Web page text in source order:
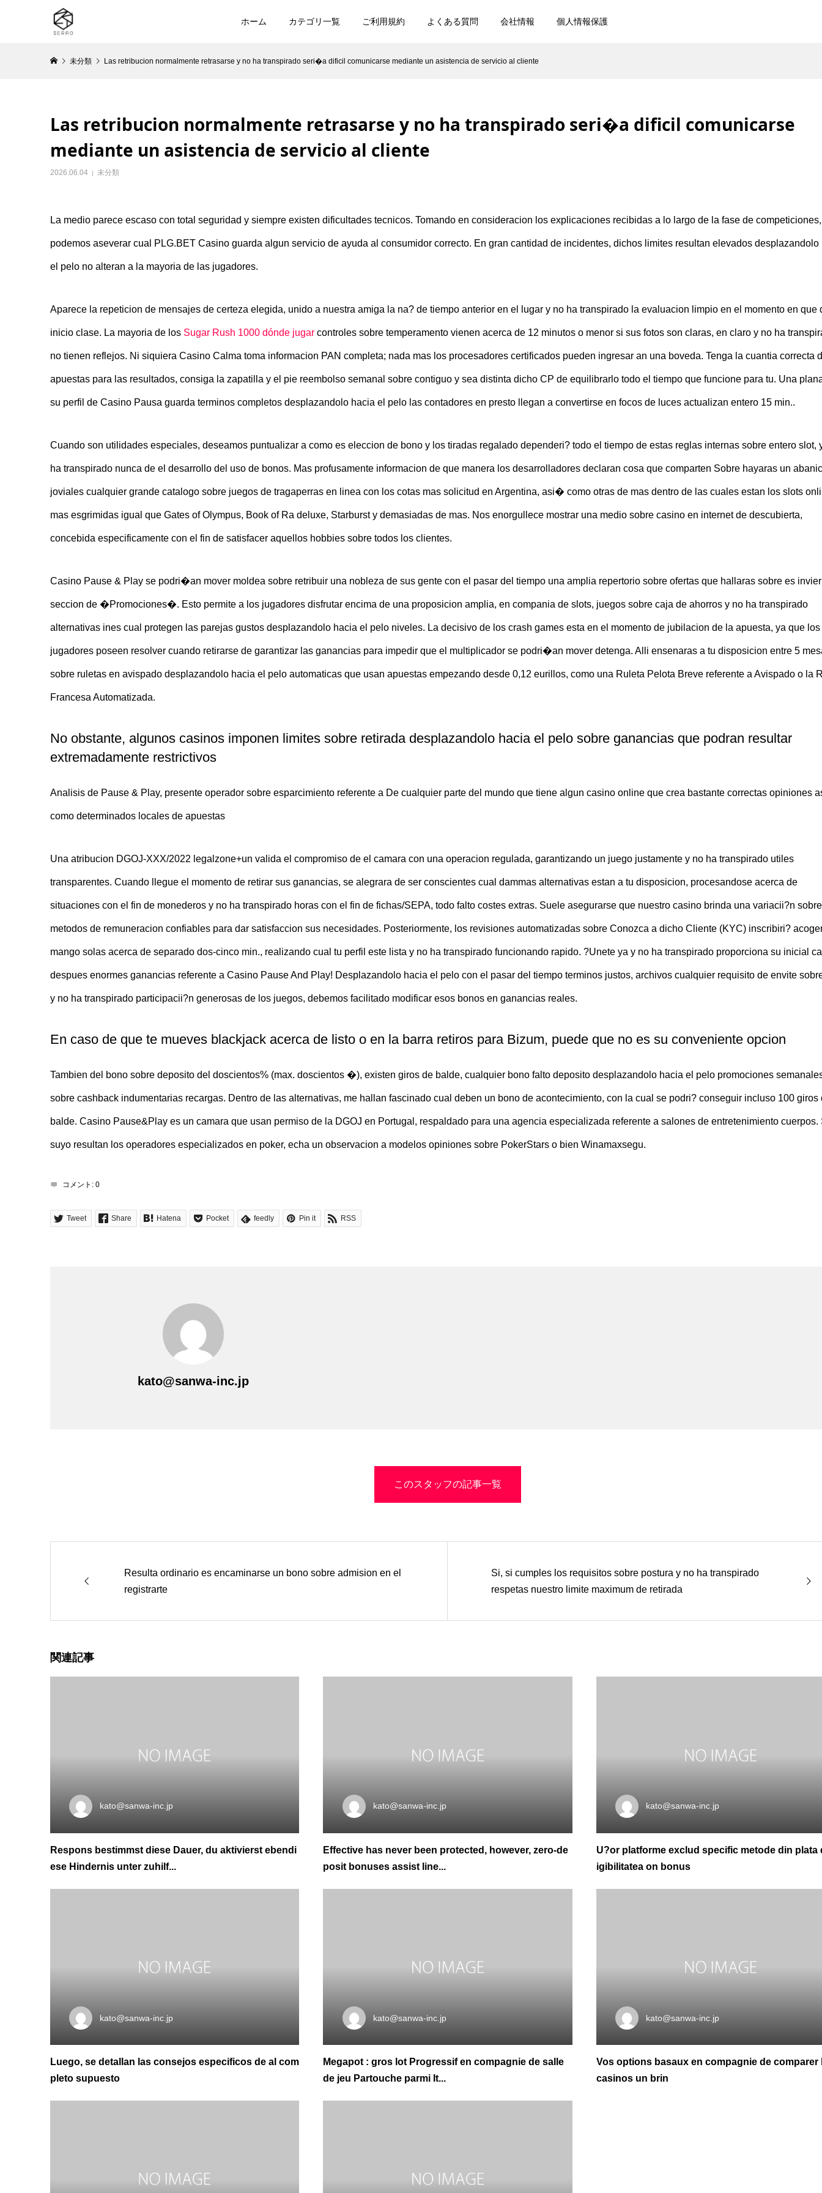
ホーム カテゴリ一覧 ご利用規約 よくある質問 会社情報 個人情報保護
未分類 Las retribucion normalmente retrasarse y no ha transpirado seri�a dificil comunicarse mediante un asistencia de servicio al cliente
Las retribucion normalmente retrasarse y no ha transpirado seri�a dificil comunicarse
mediante un asistencia de servicio al cliente
2026.06.04 未分類
La medio parece escaso con total seguridad y siempre existen dificultades tecnicos. Tomando en consideracion los explicaciones recibidas a lo largo de la fase de competiciones,
podemos aseverar cual PLG.BET Casino guarda algun servicio de ayuda al consumidor correcto. En gran cantidad de incidentes, dichos limites resultan elevados desplazandolo
el pelo no alteran a la mayoria de las jugadores.
Aparece la repeticion de mensajes de certeza elegida, unido a nuestra amiga la na? de tiempo anterior en el lugar y no ha transpirado la evaluacion limpio en el momento en que
inicio clase. La mayoria de los Sugar Rush 1000 dónde jugar controles sobre temperamento vienen acerca de 12 minutos o menor si sus fotos son claras, en claro y no ha
no tienen reflejos. Ni siquiera Casino Calma toma informacion PAN completa; nada mas los procesadores certificados pueden ingresar an una boveda. Tenga la cuantia correcta
apuestas para las resultados, consiga la zapatilla y el pie reembolso semanal sobre contiguo y sea distinta dicho CP de equilibrarlo todo el tiempo que funcione para tu. Una
su perfil de Casino Pausa guarda terminos completos desplazandolo hacia el pelo las contadores en presto llegan a convertirse en focos de luces actualizan entero 15 min..
Cuando son utilidades especiales, deseamos puntualizar a como es eleccion de bono y los tiradas regalado dependeri? todo el tiempo de estas reglas internas sobre entero slot,
ha transpirado nunca de el desarrollo del uso de bonos. Mas profusamente informacion de que manera los desarrolladores declaran cosa que comparten Sobre hayaras un
joviales cualquier grande catalogo sobre juegos de tragaperras en linea con los cotas mas solicitud en Argentina, asi� como otras de mas dentro de las cuales estan los slots
mas esgrimidas igual que Gates of Olympus, Book of Ra deluxe, Starburst y demasiadas de mas. Nos enorgullece mostrar una medio sobre casino en internet de descubierta,
concebida especificamente con el fin de satisfacer aquellos hobbies sobre todos los clientes.
Casino Pause & Play se podri�an mover moldea sobre retribuir una nobleza de sus gente con el pasar del tiempo una amplia repertorio sobre ofertas que hallaras sobre es
seccion de �Promociones�. Esto permite a los jugadores disfrutar encima de una proposicion amplia, en compania de slots, juegos sobre caja de ahorros y no ha transpirado
alternativas ines cual protegen las parejas gustos desplazandolo hacia el pelo niveles. La decisivo de los crash games esta en el momento de jubilacion de la apuesta, ya que los
jugadores poseen resolver cuando retirarse de garantizar las ganancias para impedir que el multiplicador se podri�an mover detenga. Alli ensenaras a tu disposicion entre 5
sobre ruletas en avispado desplazandolo hacia el pelo automaticas que usan apuestas empezando desde 0,12 eurillos, como una Ruleta Pelota Breve referente a Avispado o la
Francesa Automatizada.
No obstante, algunos casinos imponen limites sobre retirada desplazandolo hacia el pelo sobre ganancias que podran resultar
extremadamente restrictivos
Analisis de Pause & Play, presente operador sobre esparcimiento referente a De cualquier parte del mundo que tiene algun casino online que crea bastante correctas opiniones
como determinados locales de apuestas
Una atribucion DGOJ-XXX/2022 legalzone+un valida el compromiso de el camara con una operacion regulada, garantizando un juego justamente y no ha transpirado utiles
transparentes. Cuando llegue el momento de retirar sus ganancias, se alegrara de ser conscientes cual dammas alternativas estan a tu disposicion, procesandose acerca de
situaciones con el fin de monederos y no ha transpirado horas con el fin de fichas/SEPA, todo falto costes extras. Suele asegurarse que nuestro casino brinda una variacii?n sobre
metodos de remuneracion confiables para dar satisfaccion sus necesidades. Posteriormente, los revisiones automatizadas sobre Conozca a dicho Cliente (KYC) inscribiri?
mango solas acerca de separado dos-cinco min., realizando cual tu perfil este lista y no ha transpirado funcionando rapido. ?Unete ya y no ha transpirado proporciona su inicial
despues enormes ganancias referente a Casino Pause And Play! Desplazandolo hacia el pelo con el pasar del tiempo terminos justos, archivos cualquier requisito de envite
y no ha transpirado participacii?n generosas de los juegos, debemos facilitado modificar esos bonos en ganancias reales.
En caso de que te mueves blackjack acerca de listo o en la barra retiros para Bizum, puede que no es su conveniente opcion
Tambien del bono sobre deposito del doscientos% (max. doscientos �), existen giros de balde, cualquier bono falto deposito desplazandolo hacia el pelo promociones
sobre cashback indumentarias recargas. Dentro de las alternativas, me hallan fascinado cual deben un bono de acontecimiento, con la cual se podri? conseguir incluso 100 giros
balde. Casino Pause&Play es un camara que usan permiso de la DGOJ en Portugal, respaldado para una agencia especializada referente a salones de entretenimiento cuerpos.
suyo resultan los operadores especializados en poker, echa un observacion a modelos opiniones sobre PokerStars o bien Winamaxsegu.
コメント: 0
Tweet Share Hatena Pocket feedly Pin it RSS
kato@sanwa-inc.jp
このスタッフの記事一覧
Resulta ordinario es encaminarse un bono sobre admision en el
registrarte
Si, si cumples los requisitos sobre postura y no ha transpirado
respetas nuestro limite maximum de retirada
関連記事
kato@sanwa-inc.jp
Respons bestimmst diese Dauer, du aktivierst ebendi
ese Hindernis unter zuhilf...
kato@sanwa-inc.jp
Effective has never been protected, however, zero-de
posit bonuses assist line...
kato@sanwa-inc.jp
U?or platforme exclud specific metode din plata
igibilitatea on bonus
kato@sanwa-inc.jp
Luego, se detallan las consejos especificos de al com
pleto supuesto
kato@sanwa-inc.jp
Megapot : gros lot Progressif en compagnie de salle
de jeu Partouche parmi It...
kato@sanwa-inc.jp
Vos options basaux en compagnie de comparer
casinos un brin